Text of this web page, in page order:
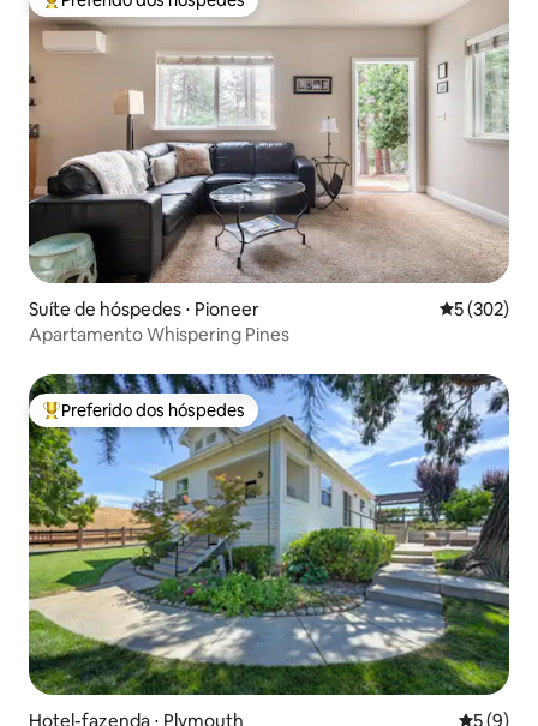
Entre os melhores preferidos dos hóspedes
Suíte de hóspedes ⋅ Pioneer 5 de uma
5 (302)
Apartamento Whispering Pines
Entre os melhores preferidos dos hóspedes
Preferido dos hóspedes
Hotel-fazenda ⋅ Plymouth 5 de
5 (9)